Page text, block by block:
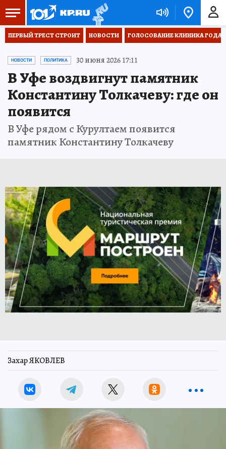
ПЕРВЫЙ ТРЕСТ СТРОИТ НОВОСТИ ГОЛОСОВАНИЕ КЛИНИКА ГОДА
НОВОСТИ ПОЛИТИКА 30 июня 2026 17:11
В Уфе воздвигнут памятник
Константину Толкачеву: где он
появится
В Уфе рядом с Курултаем появится
памятник Константину Толкачеву
Захар ЯКОВЛЕВ